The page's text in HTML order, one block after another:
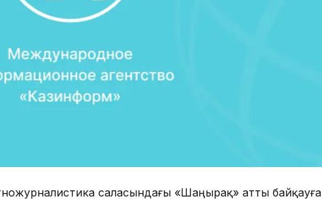
саласындағы «Шаңырақ» атты байқауға